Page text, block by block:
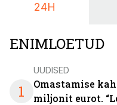
24H
ENIMLOETUD
1
UUDISED
Omastamise
miljonit eurot.